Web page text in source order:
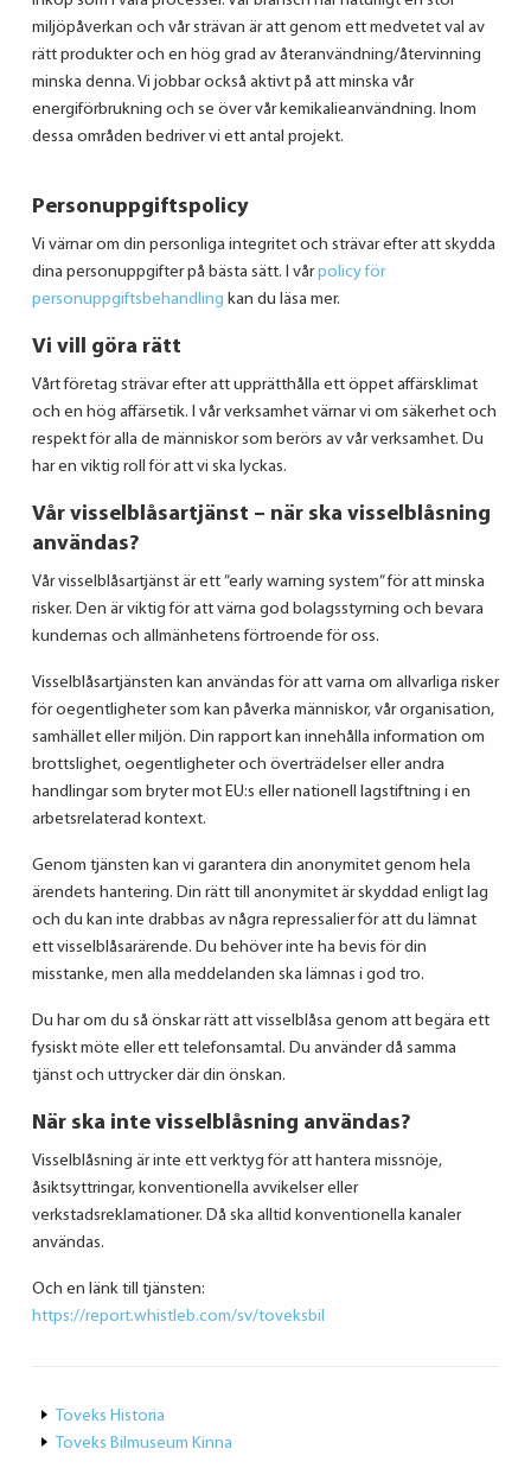
miljöpåverkan och vår strävan är att genom ett medvetet val av
rätt produkter och en hög grad av återanvändning/återvinning
minska denna. Vi jobbar också aktivt på att minska vår
energiförbrukning och se över vår kemikalieanvändning. Inom
dessa områden bedriver vi ett antal projekt.
Personuppgiftspolicy
Vi värnar om din personliga integritet och strävar efter att skydda
dina personuppgifter på bästa sätt. I vårpolicy för
personuppgiftsbehandling kan du läsa mer.
Vi vill göra rätt
Vårt företag strävar efter att upprätthålla ett öppet affärsklimat
och en hög affärsetik. I vår verksamhet värnar vi om säkerhet och
respekt för alla de människor som berörs av vår verksamhet. Du
har en viktig roll för att vi ska lyckas.
Vår visselblåsartjänst – när ska visselblåsning
användas?
Vår visselblåsartjänst är ett ”early warning system” för att minska
risker. Den är viktig för att värna god bolagsstyrning och bevara
kundernas och allmänhetens förtroende för oss.
Visselblåsartjänsten kan användas för att varna om allvarliga risker
för oegentligheter som kan påverka människor, vår organisation,
samhället eller miljön. Din rapport kan innehålla information om
brottslighet, oegentligheter och överträdelser eller andra
handlingar som bryter mot EU:s eller nationell lagstiftning i en
arbetsrelaterad kontext.
Genom tjänsten kan vi garantera din anonymitet genom hela
ärendets hantering. Din rätt till anonymitet är skyddad enligt lag
och du kan inte drabbas av några repressalier för att du lämnat
ett visselblåsarärende. Du behöver inte ha bevis för din
misstanke, men alla meddelanden ska lämnas i god tro.
Du har om du så önskar rätt att visselblåsa genom att begära ett
fysiskt möte eller ett telefonsamtal. Du använder då samma
tjänst och uttrycker där din önskan.
När ska inte visselblåsning användas?
Visselblåsning är inte ett verktyg för att hantera missnöje,
åsiktsyttringar, konventionella avvikelser eller
verkstadsreklamationer. Då ska alltid konventionella kanaler
användas.
Och en länk till tjänsten:
https://report.whistleb.com/sv/toveksbil
Toveks Historia
Toveks Bilmuseum Kinna